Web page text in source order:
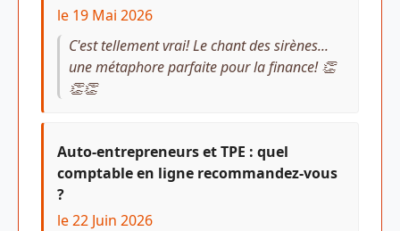
le 19 Mai 2026
C'est tellement vrai! Le chant des sirènes...
une métaphore parfaite pour la finance! 👏
👏👏
Auto-entrepreneurs et TPE : quel
comptable en ligne recommandez-vous
?
le 22 Juin 2026